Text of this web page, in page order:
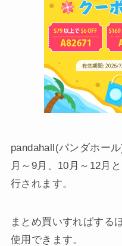
pandahall(パンダホー
月～9月、10月～12月
行されます。
まとめ買いすればする
使用できます。